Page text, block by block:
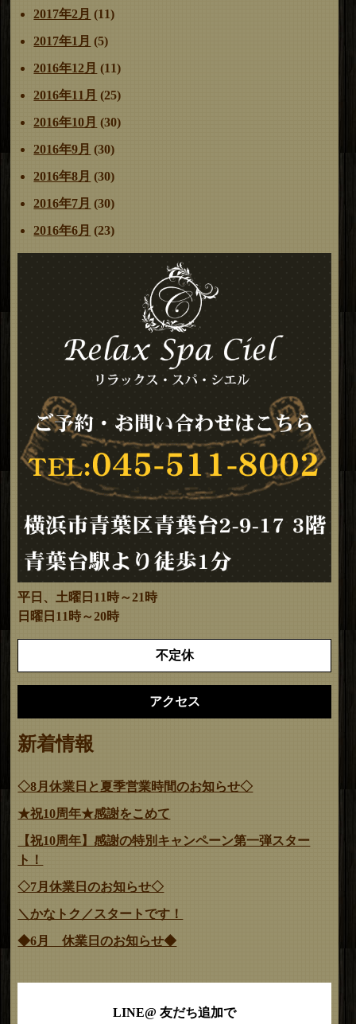
2017年2月 (11)
2017年1月 (5)
2016年12月 (11)
2016年11月 (25)
2016年10月 (30)
2016年9月 (30)
2016年8月 (30)
2016年7月 (30)
2016年6月 (23)
平日、土曜日11時～21時
日曜日11時～20時
不定休
アクセス
新着情報
◇8月休業日と夏季営業時間のお知らせ◇
★祝10周年★感謝をこめて
【祝10周年】感謝の特別キャンペーン第一弾スター
ト！
◇7月休業日のお知らせ◇
＼かなトク／スタートです！
◆6月 休業日のお知らせ◆
LINE@ 友だち追加で